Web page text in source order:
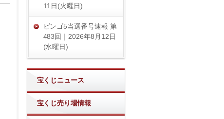
11日(火曜日)
ビンゴ5当選番号速報 第
483回｜2026年8月12日
(水曜日)
宝くじニュース
宝くじ売り場情報